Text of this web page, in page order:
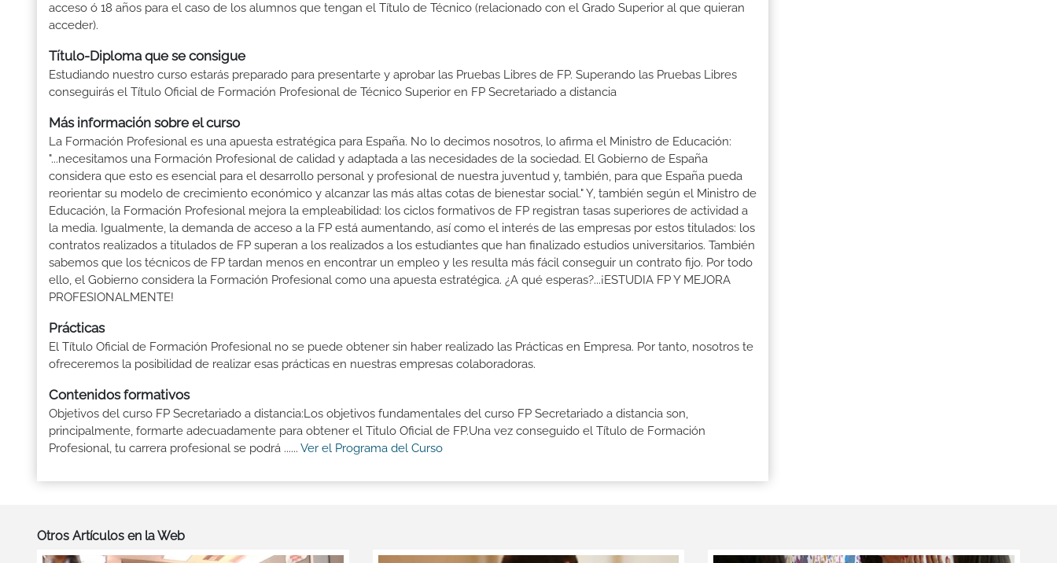
acceso ó 18 años para el caso de los alumnos que tengan el Título de Técnico (relacionado con el Grado Superior al que quieran
acceder).
Título-Diploma que se consigue
Estudiando nuestro curso estarás preparado para presentarte y aprobar las Pruebas Libres de FP. Superando las Pruebas Libres
conseguirás el Título Oficial de Formación Profesional de Técnico Superior en FP Secretariado a distancia
Más información sobre el curso
La Formación Profesional es una apuesta estratégica para España. No lo decimos nosotros, lo afirma el Ministro de Educación:
"...necesitamos una Formación Profesional de calidad y adaptada a las necesidades de la sociedad. El Gobierno de España
considera que esto es esencial para el desarrollo personal y profesional de nuestra juventud y, también, para que España pueda
reorientar su modelo de crecimiento económico y alcanzar las más altas cotas de bienestar social." Y, también según el Ministro de
Educación, la Formación Profesional mejora la empleabilidad: los ciclos formativos de FP registran tasas superiores de actividad a
la media. Igualmente, la demanda de acceso a la FP está aumentando, así como el interés de las empresas por estos titulados: los
contratos realizados a titulados de FP superan a los realizados a los estudiantes que han finalizado estudios universitarios. También
sabemos que los técnicos de FP tardan menos en encontrar un empleo y les resulta más fácil conseguir un contrato fijo. Por todo
ello, el Gobierno considera la Formación Profesional como una apuesta estratégica. ¿A qué esperas?...¡ESTUDIA FP Y MEJORA
PROFESIONALMENTE!
Prácticas
El Título Oficial de Formación Profesional no se puede obtener sin haber realizado las Prácticas en Empresa. Por tanto, nosotros te
ofreceremos la posibilidad de realizar esas prácticas en nuestras empresas colaboradoras.
Contenidos formativos
Objetivos del curso FP Secretariado a distancia:Los objetivos fundamentales del curso FP Secretariado a distancia son,
principalmente, formarte adecuadamente para obtener el Titulo Oficial de FP.Una vez conseguido el Título de Formación
Profesional, tu carrera profesional se podrá ...... Ver el Programa del Curso
Otros Artículos en la Web